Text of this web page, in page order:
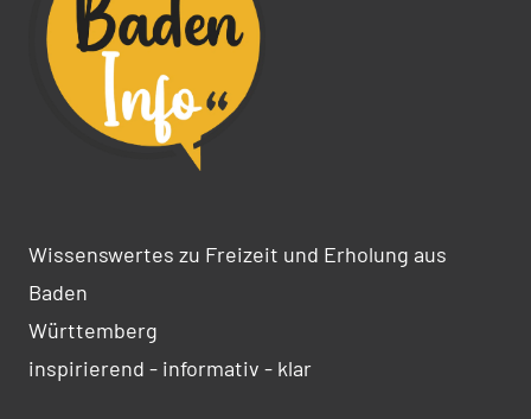
Wissenswertes zu Freizeit und Erholung aus
Baden
Württemberg
inspirierend - informativ - klar